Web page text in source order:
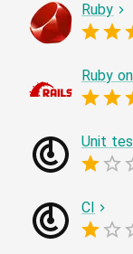
Ruby
Ruby
Unit
CI